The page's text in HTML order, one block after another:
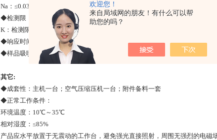
欢迎您！
来自局域网的朋友！有什么可以帮
助您的吗？
Na ： ≤0.03mmol/L（0.0500
0.400）mmol/L
◆检测限：
K ：检测限≤ 0.004mmol/L ；Na
◆响应时间：响应时间＜8S
◆样品吸喷量：样品吸喷量＜ 6mL/min
其它:
◆成套性：主机一台；空气压缩压机一台；附件备料一套
◆正常工作条件：
环境温度： 10℃～35℃
相对湿度： ≤85%
产品应水平放置于无震动的工作台，避免强光直接照射，周围无强烈的电磁